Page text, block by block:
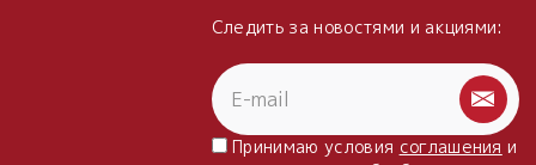
Следить за новостями и акциями:
Принимаю условия соглашения и